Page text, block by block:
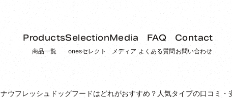
Products
商品一覧
Selection
onesセレクト
Media
メディア
FAQ
よくある質問
Contact
お問い合わせ
ナウフレッシュドッグフードはどれがおすすめ？人気タイプの口コミ・